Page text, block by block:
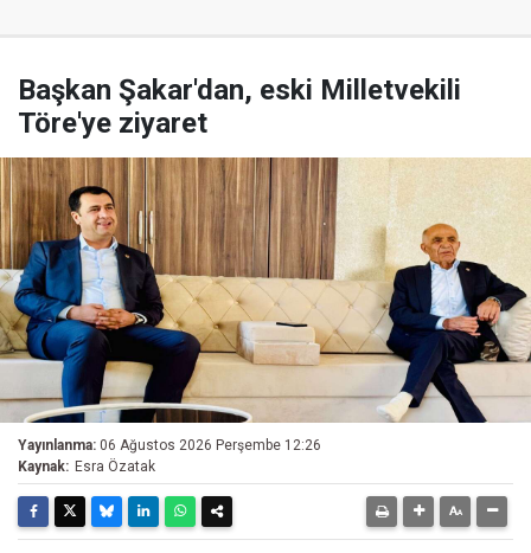
Başkan Şakar'dan, eski Milletvekili
Töre'ye ziyaret
Yayınlanma: 06 Ağustos 2026 Perşembe 12:26
Kaynak: Esra Özatak